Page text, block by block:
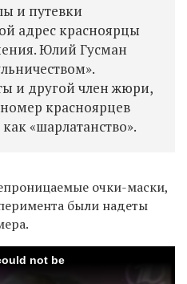
и путевки
адрес красноярцы
Юлий Гусман
и другой член жюри,
красноярцев
«шарлатанство».
очки-маски,
были надеты
not be